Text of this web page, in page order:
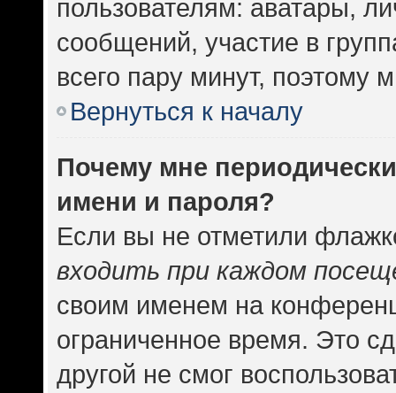
пользователям: аватары,
сообщений, участие в
всего пару минут, поэтому
Вернуться к началу
Почему мне
имени и пароля?
Если вы не отметили
входить при каждом
своим именем на
ограниченное время. Это
другой не смог